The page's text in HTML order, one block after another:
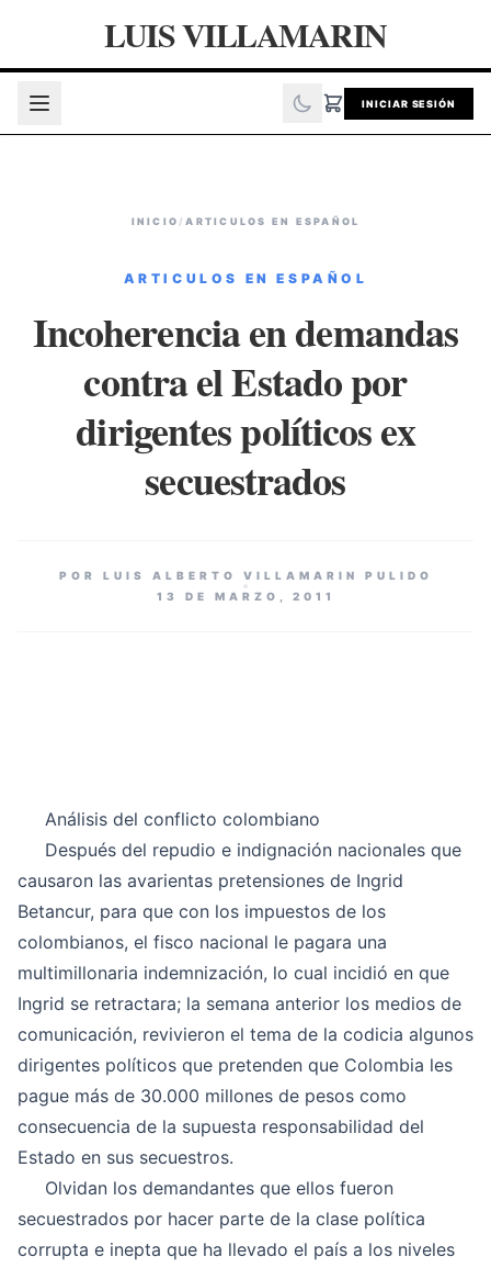
LUIS VILLAMARIN
INICIAR SESIÓN
INICIO /ARTICULOS EN ESPAÑOL
ARTICULOS EN ESPAÑOL
Incoherencia en demandas
contra el Estado por
dirigentes políticos ex
secuestrados
POR LUIS ALBERTO VILLAMARIN PULIDO
13 DE MARZO, 2011
Análisis del conflicto colombiano
Después del repudio e indignación nacionales que
causaron las avarientas pretensiones de Ingrid
Betancur, para que con los impuestos de los
colombianos, el fisco nacional le pagara una
multimillonaria indemnización, lo cual incidió en que
Ingrid se retractara; la semana anterior los medios de
comunicación, revivieron el tema de la codicia algunos
dirigentes políticos que pretenden que Colombia les
pague más de 30.000 millones de pesos como
consecuencia de la supuesta responsabilidad del
Estado en sus secuestros.
Olvidan los demandantes que ellos fueron
secuestrados por hacer parte de la clase política
corrupta e inepta que ha llevado el país a los niveles